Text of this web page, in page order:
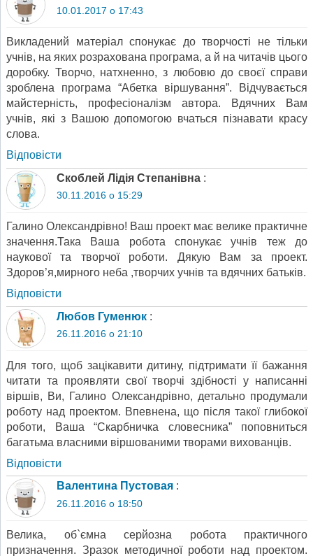
10.01.2017 о 17:43
Викладений матеріал спонукає до творчості не тільки
учнів, на яких розрахована програма, а й на читачів цього
доробку. Творчо, натхненно, з любовю до своєї справи
зроблена програма “Абетка віршування”. Відчувається
майстерність, професіоналізм автора. Вдячних Вам
учнів, які з Вашою допомогою вчаться пізнавати красу
слова.
Відповіcти
Скоблей Лідія Степанівна :
30.11.2016 о 15:29
Галино Олександрівно! Ваш проект має велике практичне
значення.Така Ваша робота спонукає учнів теж до
наукової та творчої роботи. Дякую Вам за проект.
Здоров’я,мирного неба ,творчих учнів та вдячних батьків.
Відповіcти
Любов Гуменюк :
26.11.2016 о 21:10
Для того, щоб зацікавити дитину, підтримати її бажання
читати та проявляти свої творчі здібності у написанні
віршів, Ви, Галино Олександрівно, детально продумали
роботу над проектом. Впевнена, що після такої глибокої
роботи, Ваша “Скарбничка словесника” поповниться
багатьма власними віршованими творами вихованців.
Відповіcти
Валентина Пустовая :
26.11.2016 о 18:50
Велика, об`ємна серйозна робота практичного
призначення. Зразок методичної роботи над проектом.